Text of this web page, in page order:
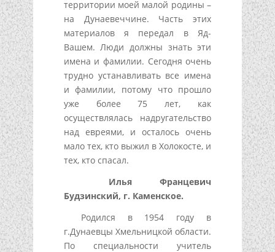
территории моей малой родины –
на Дунаевеччине. Часть этих
материалов я передал в Яд-
Вашем. Люди должны знать эти
имена и фамилии. Сегодня очень
трудно устанавливать все имена
и фамилии, потому что прошло
уже более 75 лет, как
осуществлялась надругательство
над евреями, и осталось очень
мало тех, кто выжил в Холокосте, и
тех, кто спасал.
Илья Францевич
Будзинский, г. Каменское.
Родился в 1954 году в
г.Дунаевцы Хмельницкой области.
По специальности учитель